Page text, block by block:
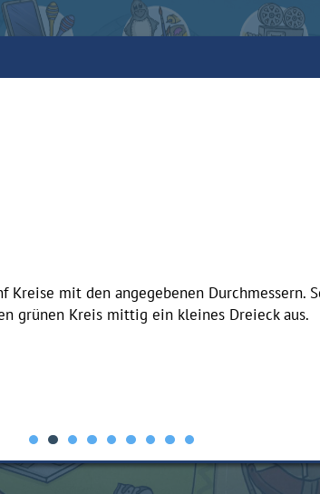
Kreise mit den angegebenen Durchmessern.
grünen Kreis mittig ein kleines Dreieck aus.